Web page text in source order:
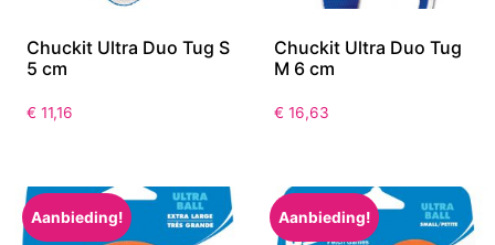
Chuckit Ultra Duo Tug S
5 cm
€ 11,16
Chuckit Ultra Duo Tug
M 6 cm
€ 16,63
Aanbieding! Aanbieding!